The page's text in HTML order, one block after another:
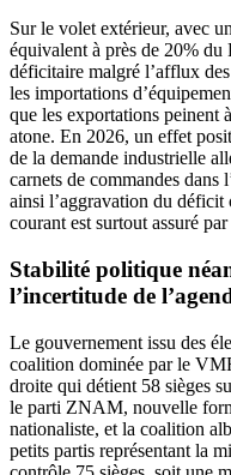
Sur le volet extérieur, avec
équivalent à près de 20% du
déficitaire malgré l’afflux
les importations
que les exportations peinent
atone. En 2026, un effet
de la demande industrielle
carnets de commandes
ainsi l’aggravation du
courant est surtout assuré
Stabilité politique
l’incertitude de
Le gouvernement issu des
coalition dominée par le
droite qui détient 58 sièges
le parti ZNAM, nouvelle
nationaliste, et la coalition
petits partis représentant la